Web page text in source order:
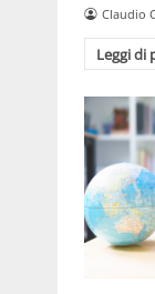
Claudio
Leggi di